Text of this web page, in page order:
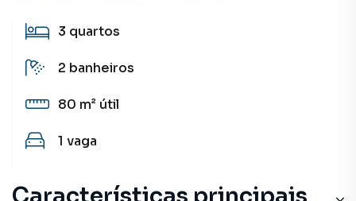
3 quartos
2 banheiros
80 m² útil
1 vaga